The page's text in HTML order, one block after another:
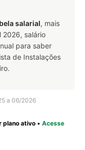
salarial, mais
2026, salário
para saber
de Instalações
a 06/2026
plano ativo •Acesse